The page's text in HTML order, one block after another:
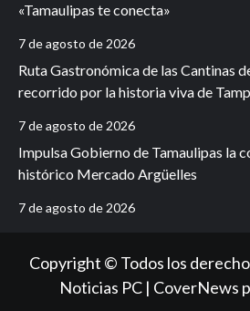
«Tamaulipas te conecta»
7 de agosto de 2026
Ruta Gastronómica de las Cantinas
recorrido por la historia viva de
7 de agosto de 2026
Impulsa Gobierno de Tamaulipas la
histórico Mercado Argüelles
7 de agosto de 2026
Copyright © Todos los
Noticias PC | CoverNews